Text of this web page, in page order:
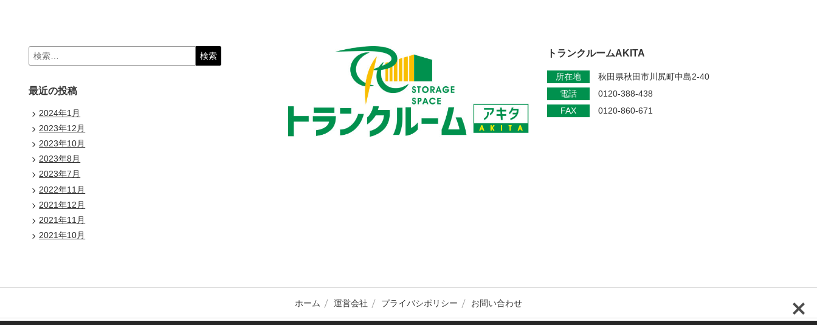
検
索:
最近の投稿
2024年1月
2023年12月
2023年10月
2023年8月
2023年7月
2022年11月
2021年12月
2021年11月
2021年10月
トランクルームAKITA
所在地
秋田県秋田市川尻町中島2-40
電話
0120-388-438
FAX
0120-860-671
ホーム 運営会社 プライバシポリシー お問い合わせ